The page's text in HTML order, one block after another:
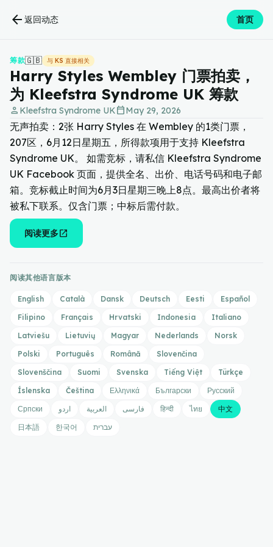
arrow_back 返回动态 首页
筹款🇬🇧 与 KS 直接相关
Harry Styles Wembley 门票拍卖，
为 Kleefstra Syndrome UK 筹款
person Kleefstra Syndrome UKcalendar_todayMay 29, 2026
无声拍卖：2张 Harry Styles 在 Wembley 的1类门票，
207区，6月12日星期五，所得款项用于支持 Kleefstra
Syndrome UK。 如需竞标，请私信 Kleefstra Syndrome
UK Facebook 页面，提供全名、出价、电话号码和电子邮
箱。竞标截止时间为6月3日星期三晚上8点。最高出价者将
被私下联系。仅含门票；中标后需付款。
阅读更多open_in_new
阅读其他语言版本
English Català Dansk Deutsch Eesti
Español
Filipino
Français Hrvatski Indonesia
Italiano
Latviešu
Lietuvių Magyar Nederlands
Norsk
Polski
Português Română
Slovenčina
Slovenščina
Suomi Svenska Tiếng Việt
Türkçe
Íslenska
Čeština Ελληνικά Български
Русский
Српски
اردو العربية فارسی हिन्दी ไทย
中文
日本語
한국어 עברית